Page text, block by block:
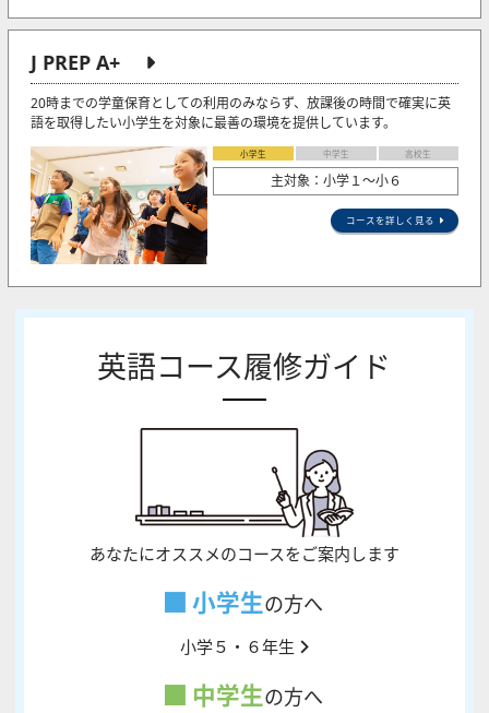
J PREP A+
20時までの学童保育としての利用のみならず、放課後の時間で確実に英
語を取得したい小学生を対象に最善の環境を提供しています。
小学生 中学生 高校生
主対象：小学１～小６
コースを詳しく見る
英語コース履修ガイド
あなたにオススメのコースをご案内します
小学生の方へ
小学５・６年生
中学生の方へ